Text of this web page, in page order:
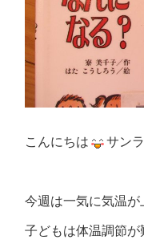
こんにちは サン
今週は一気に気温
子どもは体温調節が